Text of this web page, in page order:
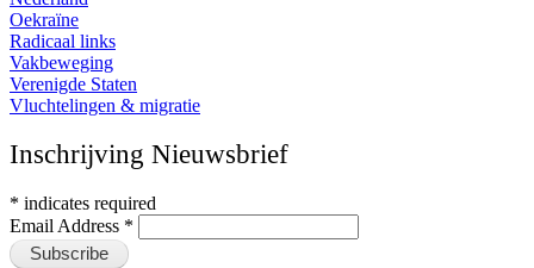
Oekraïne
Radicaal links
Vakbeweging
Verenigde Staten
Vluchtelingen & migratie
Inschrijving Nieuwsbrief
* indicates required
Email Address *